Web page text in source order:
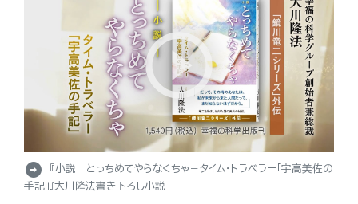
arrow_circle_right
『小説 とっちめてやらなくちゃ－タイム・トラベラー「宇高美佐の
手記」』大川隆法書き下ろし小説